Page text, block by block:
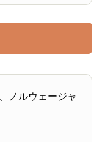
ノルウェージャ